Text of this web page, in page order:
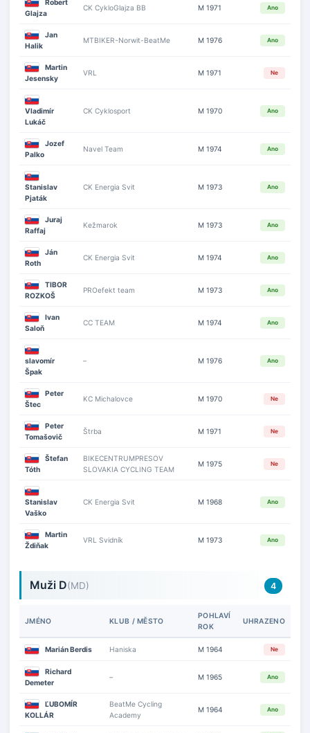
Robert
Glajza
CK CykloGlajza BB M 1971 Ano
Jan
Halik
MTBIKER-Norwit-BeatMe M 1976 Ano
Martin
Jesensky
VRL M 1971 Ne
Vladimír
Lukáč
CK Cyklosport M 1970 Ano
Jozef
Palko
Navel Team M 1974 Ano
Stanislav
Pjaták
CK Energia Svit M 1973 Ano
Juraj
Raffaj
Kežmarok M 1973 Ano
Ján
Roth
CK Energia Svit M 1974 Ano
TIBOR
ROZKOŠ
PROefekt team M 1973 Ano
Ivan
Saloň
CC TEAM M 1974 Ano
slavomír
Špak
– M 1976 Ano
Peter
Štec
KC Michalovce M 1970 Ne
Peter
Tomašovič
Štrba M 1971 Ne
Štefan
Tóth
BIKECENTRUMPRESOV
SLOVAKIA CYCLING TEAM
M 1975 Ne
Stanislav
Vaško
CK Energia Svit M 1968 Ano
Martin
Ždiňak
VRL Svidník M 1973 Ano
Muži D(MD) 4
JMÉNO KLUB / MĚSTO
POHLAVÍ
ROK
UHRAZENO
Marián Berdis Haniska M 1964 Ne
Richard
Demeter
– M 1965 Ano
ĽUBOMÍR
KOLLÁR
BeatMe Cycling
Academy
M 1964 Ano